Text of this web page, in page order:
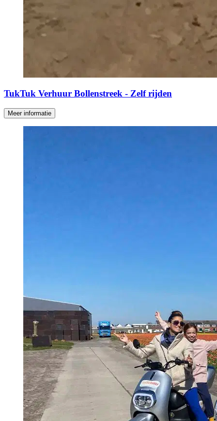
TukTuk Verhuur Bollenstreek - Zelf rijden
Meer informatie